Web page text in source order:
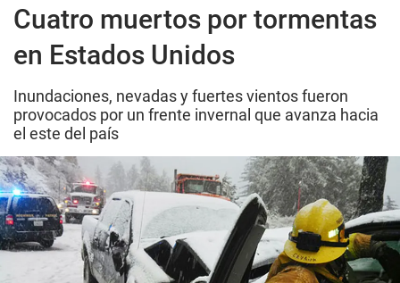
Cuatro muertos por tormentas
en Estados Unidos
Inundaciones, nevadas y fuertes vientos fueron
provocados por un frente invernal que avanza hacia
el este del país